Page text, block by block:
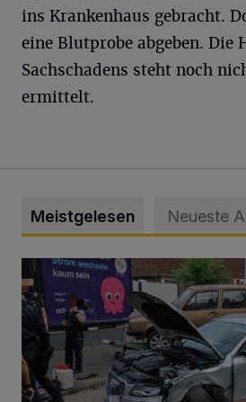
ins Krankenhaus gebracht.
eine Blutprobe abgeben. Die
Sachschadens steht noch
ermittelt.
Meistgelesen Neueste
Schwerer Unfall mit 2,48 Promille